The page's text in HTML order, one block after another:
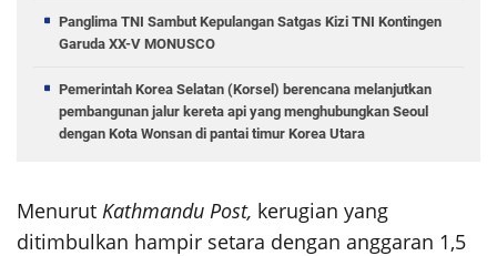
Panglima TNI Sambut Kepulangan Satgas Kizi TNI Kontingen
Garuda XX-V MONUSCO
Pemerintah Korea Selatan (Korsel) berencana melanjutkan
pembangunan jalur kereta api yang menghubungkan Seoul
dengan Kota Wonsan di pantai timur Korea Utara
Menurut Kathmandu Post, kerugian yang
ditimbulkan hampir setara dengan anggaran 1,5